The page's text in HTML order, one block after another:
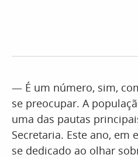
— É um número, sim,
se preocupar. A
uma das pautas
Secretaria. Este ano, em
se dedicado ao olhar